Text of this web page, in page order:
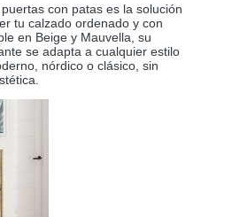
con patas es la solución
tu calzado ordenado y con
en Beige y Mauvella, su
se adapta a cualquier estilo
nórdico o clásico, sin